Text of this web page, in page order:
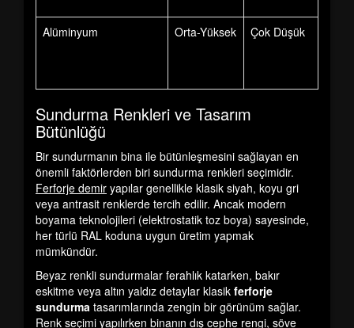
Alüminyum Orta-Yüksek Çok Düşük
Sundurma Renkleri ve Tasarım
Bütünlüğü
Bir sundurmanın bina ile bütünleşmesini sağlayan en
önemli faktörlerden biri sundurma renkleri seçimidir.
Ferforje demir yapılar genellikle klasik siyah, koyu gri
veya antrasit renklerde tercih edilir. Ancak modern
boyama teknolojileri (elektrostatik toz boya) sayesinde,
her türlü RAL koduna uygun üretim yapmak
mümkündür.
Beyaz renkli sundurmalar ferahlık katarken, bakır
eskitme veya altın yaldız detaylar klasik ferforje
sundurma tasarımlarında zengin bir görünüm sağlar.
Renk seçimi yapılırken binanın dış cephe rengi, söve